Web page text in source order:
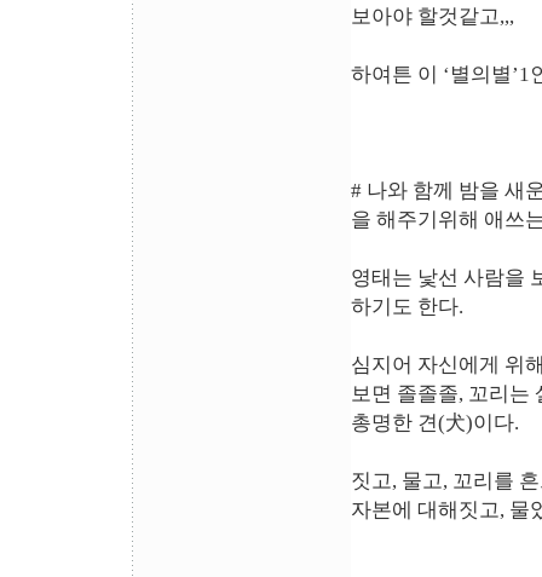
보아야 할것같고,,,
하여튼 이 ‘별의별’1
# 나와 함께 밤을 새
을 해주기위해 애쓰
영태는 낯선 사람을
하기도 한다.
심지어 자신에게 위
보면 졸졸졸, 꼬리는
총명한 견(犬)이다.
짓고, 물고, 꼬리를
자본에 대해짓고, 물